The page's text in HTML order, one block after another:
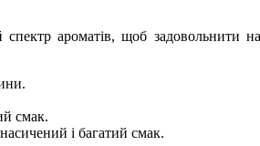
ароматів, щоб задовольнити
смак.
і багатий смак.